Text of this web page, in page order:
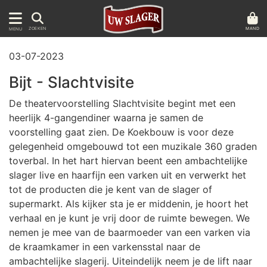
MENU ZOEKEN MAND
03-07-2023
Bijt - Slachtvisite
De theatervoorstelling Slachtvisite begint met een
heerlijk 4-gangendiner waarna je samen de
voorstelling gaat zien. De Koekbouw is voor deze
gelegenheid omgebouwd tot een muzikale 360 graden
toverbal. In het hart hiervan beent een ambachtelijke
slager live en haarfijn een varken uit en verwerkt het
tot de producten die je kent van de slager of
supermarkt. Als kijker sta je er middenin, je hoort het
verhaal en je kunt je vrij door de ruimte bewegen. We
nemen je mee van de baarmoeder van een varken via
de kraamkamer in een varkensstal naar de
ambachtelijke slagerij. Uiteindelijk neem je de lift naar